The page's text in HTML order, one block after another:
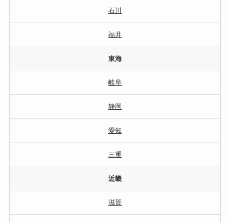
石川
福井
東海
岐阜
静岡
愛知
三重
近畿
滋賀